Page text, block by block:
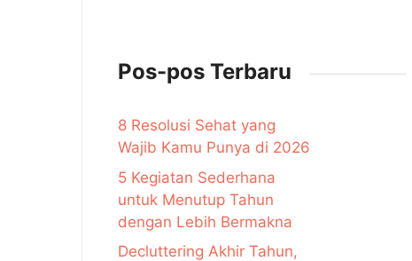
Pos-pos Terbaru
8 Resolusi Sehat yang
Wajib Kamu Punya di 2026
5 Kegiatan Sederhana
untuk Menutup Tahun
dengan Lebih Bermakna
Decluttering Akhir Tahun,